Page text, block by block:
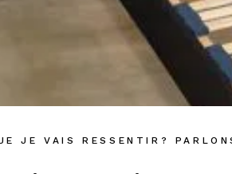
JE VAIS RESSENTIR?